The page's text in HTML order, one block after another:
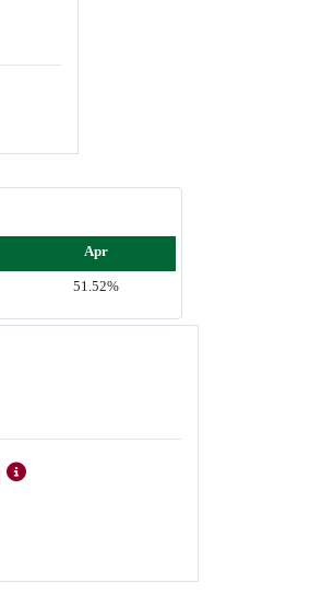
Apr
51.52%